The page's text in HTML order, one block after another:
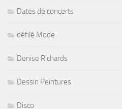
Dates de concerts
défilé Mode
Denise Richards
Dessin Peintures
Disco